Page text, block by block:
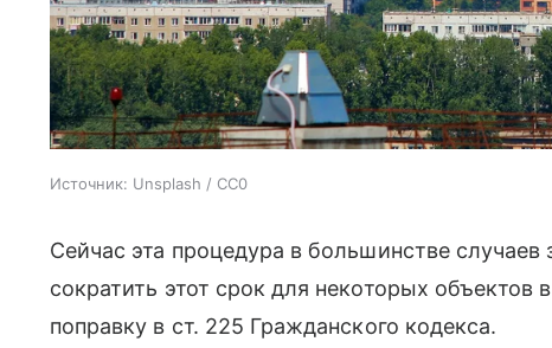
Источник: Unsplash / CC0
Сейчас эта процедура в большинстве
сократить этот срок для некоторых объектов
поправку в ст. 225 Гражданского кодекса.